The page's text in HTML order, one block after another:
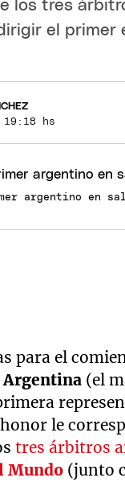
los tres
el primer
hs
argentino en
para el
Argentina (el
le
tres árbitros
Mundo (junto